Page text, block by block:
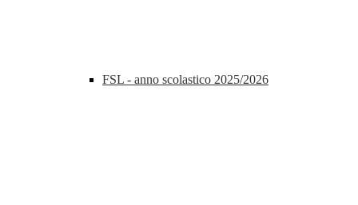
FSL - anno scolastico 2025/2026